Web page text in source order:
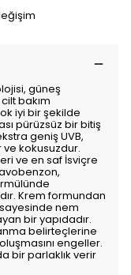
güneş
bakım
iyi bir şekilde
pürüzsüz bir bitiş
geniş UVB,
ve kokusuzdur.
ve en saf İsviçre
Krem formundan
nem
bir yapıdadır.
belirteçlerine
engeller.
bir parlaklık verir